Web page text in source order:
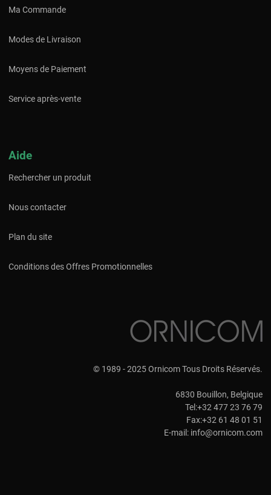
Ma Commande
Modes de Livraison
Moyens de Paiement
Service après-vente
Aide
Rechercher un produit
Nous contacter
Plan du site
Conditions des Offres Promotionnelles
© 1989 - 2025 Ornicom Tous Droits Réservés.
6830 Bouillon, Belgique
Tel:+32 477 23 76 79
Fax:+32 61 48 01 51
E-mail: info@ornicom.com